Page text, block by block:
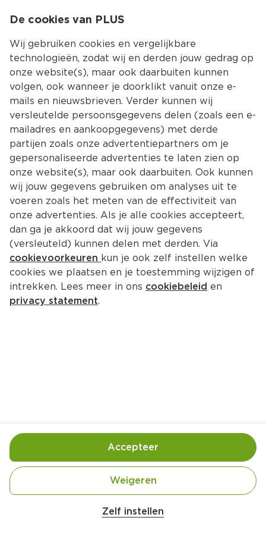
Kies jouw
Ingrediënten Bereiding
De cookies van PLUS
Wij gebruiken cookies en vergelijkbare
technologieën, zodat wij en derden jouw gedrag op
onze website(s), maar ook daarbuiten kunnen
volgen, ook wanneer je doorklikt vanuit onze e-
mails en nieuwsbrieven. Verder kunnen wij
versleutelde persoonsgegevens delen (zoals een e-
mailadres en aankoopgegevens) met derde
partijen zoals onze advertentiepartners om je
gepersonaliseerde advertenties te laten zien op
onze website(s), maar ook daarbuiten. Ook kunnen
wij jouw gegevens gebruiken om analyses uit te
voeren zoals het meten van de effectiviteit van
onze advertenties. Als je alle cookies accepteert,
dan ga je akkoord dat wij jouw gegevens
(versleuteld) kunnen delen met derden. Via
cookievoorkeuren kun je ook zelf instellen welke
cookies we plaatsen en je toestemming wijzigen of
intrekken. Lees meer in ons cookiebeleid en
privacy statement.
Zelf instellen
Weigeren
Accepteer